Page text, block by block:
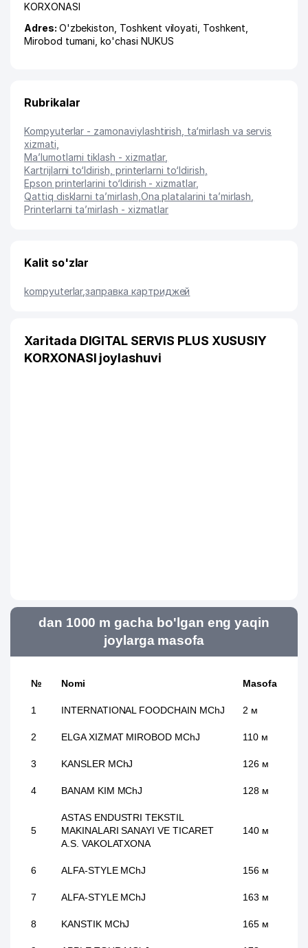
KORXONASI
Adres: O'zbekiston, Toshkent viloyati Toshkent
Mirobod tumani ,ko'chasi NUKUS
Rubrikalar
Kompyuterlar - zamonaviylashtirish, ta‘mirlash va servis
xizmati
Ma’lumotlarni tiklash - xizmatlar,
Kartrijlarni to‘ldirish, printerlarni to‘ldirish
Epson printerlarini to‘ldirish - xizmatlar,
Qattiq disklarni ta’mirlash Ona platalarini ta’mirlash
Printerlarni ta’mirlash - xizmatlar
Kalit so'zlar
kompyuterlar,заправка картриджей
Xaritada DIGITAL SERVIS PLUS XUSUSIY
KORXONASI joylashuvi
dan 1000 m gacha bo'lgan eng yaqin
joylarga masofa
№ Nomi Masofa
1 INTERNATIONAL FOODCHAIN MChJ 2 м
2 ELGA XIZMAT MIROBOD MChJ 110 м
3 KANSLER MChJ 126 м
4 BANAM KIM MChJ 128 м
5
ASTAS ENDUSTRI TEKSTIL
MAKINALARI SANAYI VE TICARET
A.S. VAKOLATXONA
140 м
6 ALFA-STYLE MChJ 156 м
7 ALFA-STYLE MChJ 163 м
8 KANSTIK MChJ 165 м